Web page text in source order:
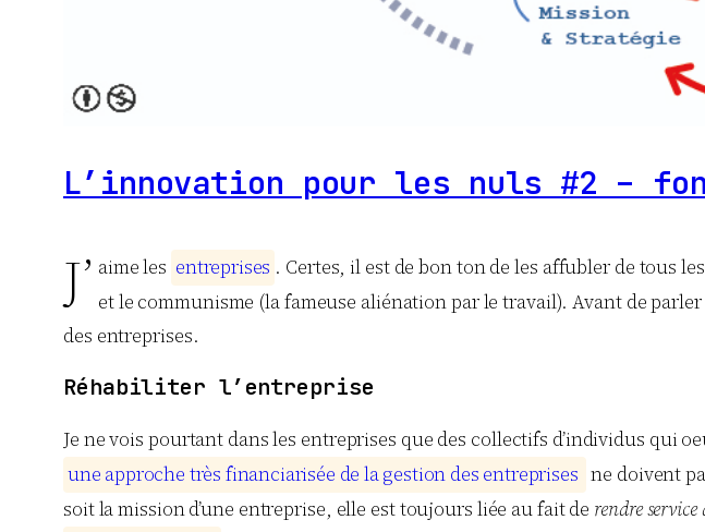
L’innovation pour les nuls #2 –
J’ aime les entreprises . Certes, il est de bon ton de les affubler de tous
et le communisme (la fameuse aliénation par le travail). Avant de
des entreprises.
Réhabiliter l’entreprise
Je ne vois pourtant dans les entreprises que des collectifs d’individus qui
une approche très financiarisée de lagestion des entreprises ne doivent
soit la mission d’une entreprise, elle est toujours liée au fait de rendre service